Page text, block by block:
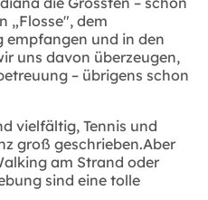
„Flosse", dem
und in den
uns davon überzeugen,
– übrigens schon
vielfältig, Tennis und
groß geschrieben.Aber
am Strand oder
sind eine tolle